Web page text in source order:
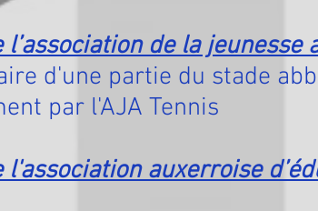
de la jeunesse
d'une partie du stade
par l'AJA Tennis
auxerroise